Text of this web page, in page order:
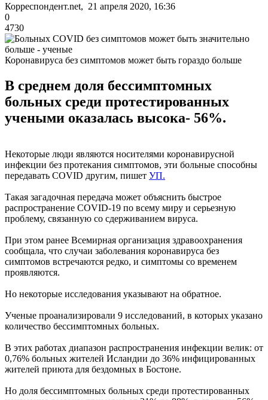
Корреспондент.net, 21 апреля 2020, 16:36
0
4730
Коронавируса без симптомов может быть гораздо больше
В среднем доля бессимптомных
больных среди протестированных
учеными оказалась высока- 56%.
Некоторые люди являются носителями коронавирусной
инфекции без протекания симптомов, эти больные способны
передавать COVID другим, пишет УП.
Такая загадочная передача может объяснить быстрое
распространение COVID-19 по всему миру и серьезную
проблему, связанную со сдерживанием вируса.
При этом ранее Всемирная организация здравоохранения
сообщала, что случаи заболевания коронавируса без
симптомов встречаются редко, и симптомы со временем
проявляются.
Но некоторые исследования указывают на обратное.
Ученые проанализировали 9 исследований, в которых указано
количество бессимптомных больных.
В этих работах диапазон распространения инфекции велик: от
0,76% больных жителей Исландии до 36% инфицированных
жителей приюта для бездомных в Бостоне.
Но доля бессимптомных больных среди протестированных